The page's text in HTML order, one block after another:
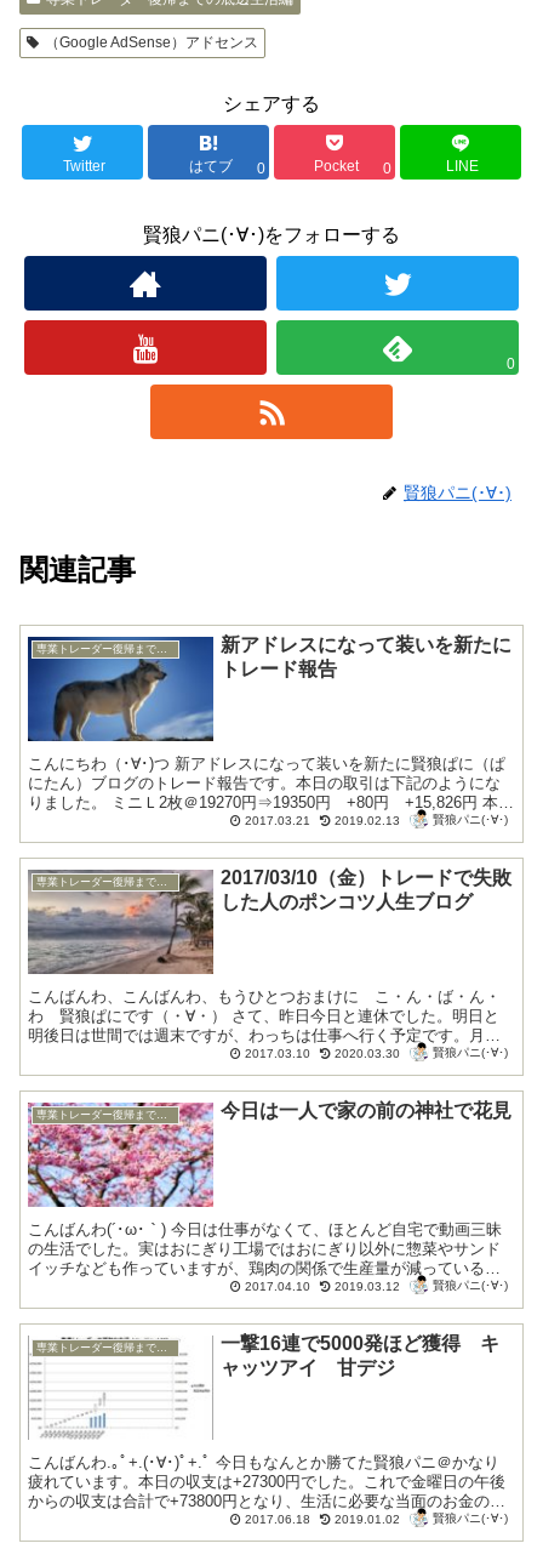
（Google AdSense）アドセンス
シェアする
Twitter はてブ 0 Pocket 0 LINE
賢狼パニ(･∀･)をフォローする
0
賢狼パニ(･∀･)
関連記事
専業トレーダー復帰までの底辺生活編
新アドレスになって装いを新たに
トレード報告
こんにちわ（･∀･)つ 新アドレスになって装いを新たに賢狼ぱに（ぱ
にたん）ブログのトレード報告です。本日の取引は下記のようにな
りました。 ミニＬ2枚＠19270円⇒19350円 +80円 +15,826円 本日
2017.03.21 2019.02.13 賢狼パニ(･∀･)
専業トレーダー復帰までの底辺生活編
2017/03/10（金）トレードで失敗
した人のポンコツ人生ブログ
こんばんわ、こんばんわ、もうひとつおまけに こ・ん・ば・ん・
わ 賢狼ぱにです（・∀・） さて、昨日今日と連休でした。明日と
明後日は世間では週末ですが、わっちは仕事へ行く予定です。月曜
日以降はどうしようかと思案中です。さて、株式...
2017.03.10 2020.03.30 賢狼パニ(･∀･)
専業トレーダー復帰までの底辺生活編 今日は一人で家の前の神社で花見
こんばんわ(´･ω･｀) 今日は仕事がなくて、ほとんど自宅で動画三昧
の生活でした。実はおにぎり工場ではおにぎり以外に惣菜やサンド
イッチなども作っていますが、鶏肉の関係で生産量が減っている為
に、求人人数が大幅に減って働く事ができ...
2017.04.10 2019.03.12 賢狼パニ(･∀･)
専業トレーダー復帰までの底辺生活編
一撃16連で5000発ほど獲得 キ
ャッツアイ 甘デジ
こんばんわ.｡ﾟ+.(･∀･)ﾟ+.ﾟ 今日もなんとか勝てた賢狼パニ＠かなり
疲れています。本日の収支は+27300円でした。これで金曜日の午後
からの収支は合計で+73800円となり、生活に必要な当面のお金の工
2017.06.18 2019.01.02 賢狼パニ(･∀･)